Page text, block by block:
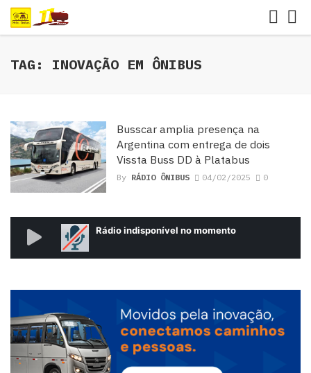
TAG: INOVAÇÃO EM ÔNIBUS
Busscar amplia presença na
Argentina com entrega de dois
Vissta Buss DD à Platabus
By RÁDIO ÔNIBUS 04/02/2025 0